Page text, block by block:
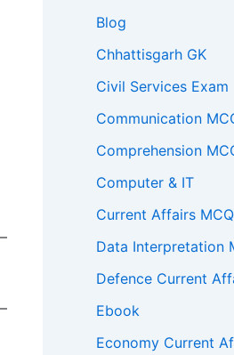
Blog
Chhattisgarh GK
Civil Services Exam
Communication
Comprehension
Computer & IT
Current Affairs
Data Interpretation
Defence Current
Ebook
Economy Current